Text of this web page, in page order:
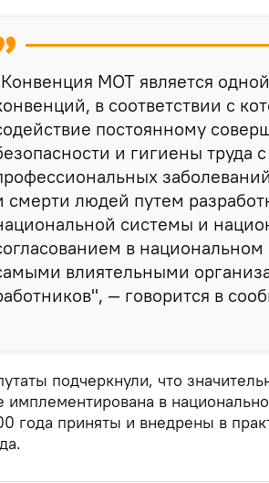
МОТ является
в соответствии с
постоянному
и гигиены труда
смерти людей путем
системы и
в национальном
влиятельными
— говорится в
подчеркнули, что
имплементирована в
года приняты и внедрены в